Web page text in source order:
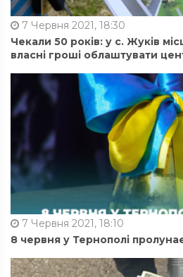
7 Червня 2021, 18:30
Чекали 50 років: у с. Жуків
власні гроші облаштувати
7 Червня 2021, 18:10
8 червня у Тернополі